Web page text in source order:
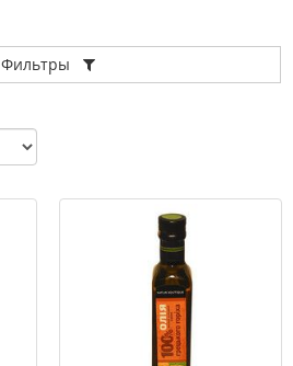
Фильтры